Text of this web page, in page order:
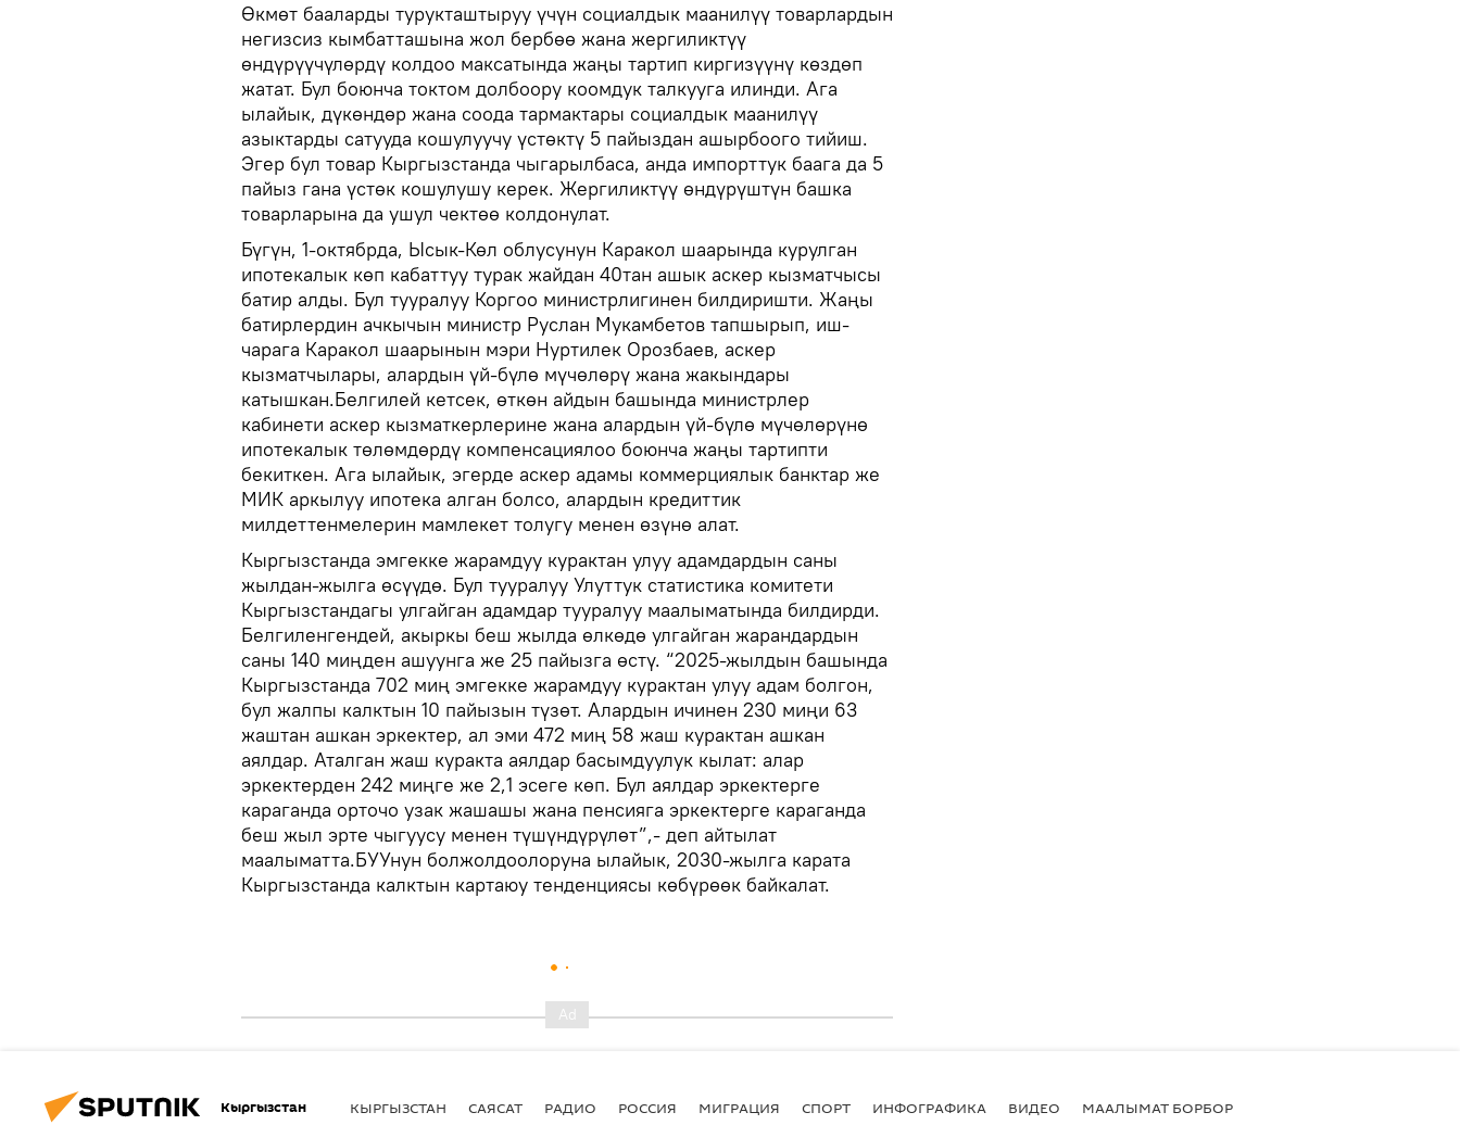
Өкмөт бааларды турукташтыруу үчүн социалдык маанилүү товарлардын
негизсиз кымбатташына жол бербөө жана жергиликтүү
өндүрүүчүлөрдү колдоо максатында жаңы тартип киргизүүнү көздөп
жатат. Бул боюнча токтом долбоору коомдук талкууга илинди. Ага
ылайык, дүкөндөр жана соода тармактары социалдык маанилүү
азыктарды сатууда кошулуучу үстөктү 5 пайыздан ашырбоого тийиш.
Эгер бул товар Кыргызстанда чыгарылбаса, анда импорттук баага да 5
пайыз гана үстөк кошулушу керек. Жергиликтүү өндүрүштүн башка
товарларына да ушул чектөө колдонулат.
Бүгүн, 1-октябрда, Ысык-Көл облусунун Каракол шаарында курулган
ипотекалык көп кабаттуу турак жайдан 40тан ашык аскер кызматчысы
батир алды. Бул тууралуу Коргоо министрлигинен билдиришти. Жаңы
батирлердин ачкычын министр Руслан Мукамбетов тапшырып, иш-
чарага Каракол шаарынын мэри Нуртилек Орозбаев, аскер
кызматчылары, алардын үй-бүлө мүчөлөрү жана жакындары
катышкан.Белгилей кетсек, өткөн айдын башында министрлер
кабинети аскер кызматкерлерине жана алардын үй-бүлө мүчөлөрүнө
ипотекалык төлөмдөрдү компенсациялоо боюнча жаңы тартипти
бекиткен. Ага ылайык, эгерде аскер адамы коммерциялык банктар же
МИК аркылуу ипотека алган болсо, алардын кредиттик
милдеттенмелерин мамлекет толугу менен өзүнө алат.
Кыргызстанда эмгекке жарамдуу курактан улуу адамдардын саны
жылдан-жылга өсүүдө. Бул тууралуу Улуттук статистика комитети
Кыргызстандагы улгайган адамдар тууралуу маалыматында билдирди.
Белгиленгендей, акыркы беш жылда өлкөдө улгайган жарандардын
саны 140 миңден ашуунга же 25 пайызга өстү. “2025-жылдын башында
Кыргызстанда 702 миң эмгекке жарамдуу курактан улуу адам болгон,
бул жалпы калктын 10 пайызын түзөт. Алардын ичинен 230 миңи 63
жаштан ашкан эркектер, ал эми 472 миң 58 жаш курактан ашкан
аялдар. Аталган жаш куракта аялдар басымдуулук кылат: алар
эркектерден 242 миңге же 2,1 эсеге көп. Бул аялдар эркектерге
караганда орточо узак жашашы жана пенсияга эркектерге караганда
беш жыл эрте чыгуусу менен түшүндүрүлөт”,- деп айтылат
маалыматта.БУУнун болжолдоолоруна ылайык, 2030-жылга карата
Кыргызстанда калктын картаюу тенденциясы көбүрөөк байкалат.
Кыргызстан КЫРГЫЗСТАН САЯСАТ РАДИО РОССИЯ МИГРАЦИЯ СПОРТ ИНФОГРАФИКА ВИДЕО МААЛЫМАТ БОРБОР